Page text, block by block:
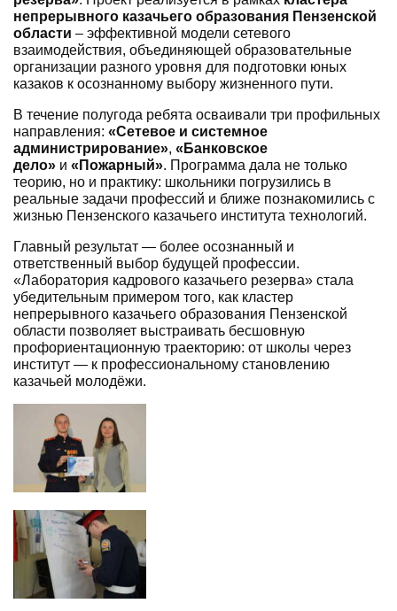
непрерывного казачьего образования Пензенской
области – эффективной модели сетевого
взаимодействия, объединяющей образовательные
организации разного уровня для подготовки юных
казаков к осознанному выбору жизненного пути.
В течение полугода ребята осваивали три профильных
направления: «Сетевое и системное
администрирование», «Банковское
дело» и «Пожарный». Программа дала не только
теорию, но и практику: школьники погрузились в
реальные задачи профессий и ближе познакомились с
жизнью Пензенского казачьего института технологий.
Главный результат — более осознанный и
ответственный выбор будущей профессии.
«Лаборатория кадрового казачьего резерва» стала
убедительным примером того, как кластер
непрерывного казачьего образования Пензенской
области позволяет выстраивать бесшовную
профориентационную траекторию: от школы через
институт — к профессиональному становлению
казачьей молодёжи.